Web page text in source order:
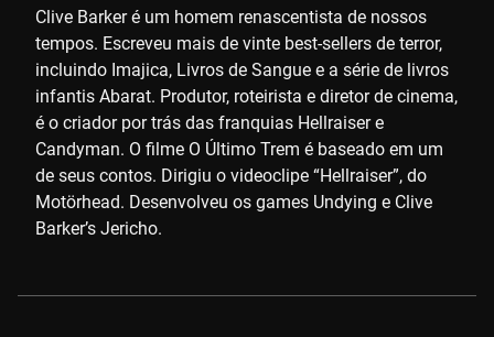
Clive Barker é um homem renascentista de nossos
tempos. Escreveu mais de vinte best-sellers de terror,
incluindo Imajica, Livros de Sangue e a série de livros
infantis Abarat. Produtor, roteirista e diretor de cinema,
é o criador por trás das franquias Hellraiser e
Candyman. O filme O Último Trem é baseado em um
de seus contos. Dirigiu o videoclipe “Hellraiser”, do
Motörhead. Desenvolveu os games Undying e Clive
Barker’s Jericho.